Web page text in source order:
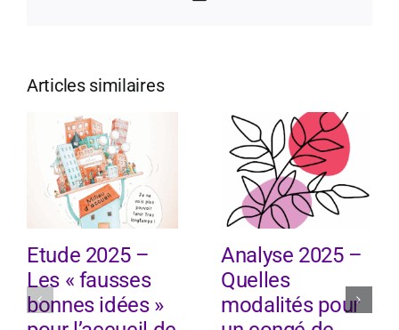
Articles similaires
Etude 2025 –
Les « fausses
bonnes idées »
Analyse 2025 –
Quelles
modalités pour